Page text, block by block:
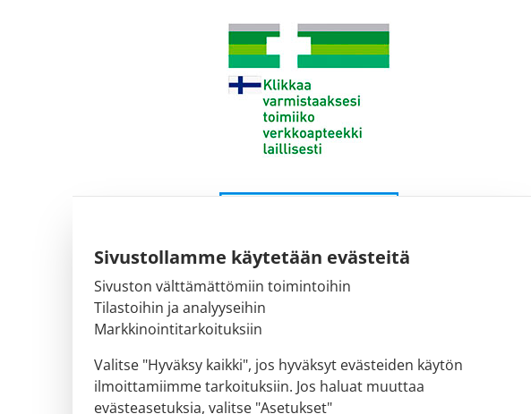
Sivustollamme käytetään evästeitä
Sivuston välttämättömiin toimintoihin
Tilastoihin ja analyyseihin
Markkinointitarkoituksiin
Valitse "Hyväksy kaikki", jos hyväksyt evästeiden käytön
ilmoittamiimme tarkoituksiin. Jos haluat muuttaa
evästeasetuksia, valitse "Asetukset"